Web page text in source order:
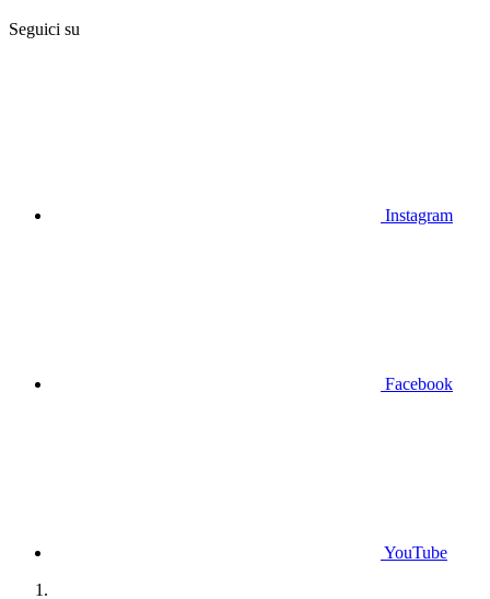
Seguici su
Instagram
Facebook
YouTube